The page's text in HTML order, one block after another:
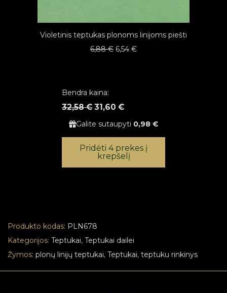
Violetinis teptukas plonoms linijoms piešti
6,88€ Original
6,54 €Current
Bendra kaina:
32,58 € 31,60 €
Galite sutaupyti 0,98 €
Pridėti 4 prekes į
krepšelį
Produkto kodas: PLN678
Kategorijos: Teptukai, Teptukai dailei
Žymos: plonų linijų teptukai, Teptukai, teptuku rinkinys